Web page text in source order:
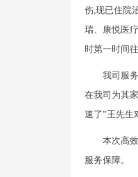
伤,现已住院
瑞、康悦医
时第一时间
我司服
在我司为其
速了”王先生
本次高
服务保障。